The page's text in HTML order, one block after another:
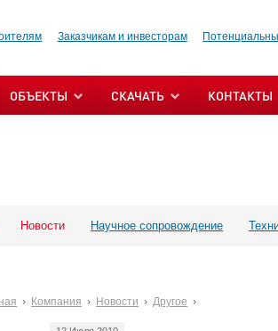
Заказчикам и инвесторам
ОБЪЕКТЫ СКАЧАТЬ КОНТАКТЫ
Новости Научное сопровождение
Компания Новости Другое